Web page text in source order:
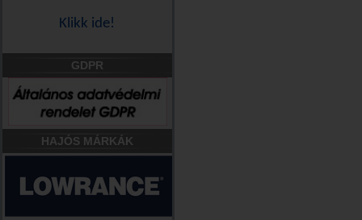
Klikk ide!
GDPR
HAJÓS MÁRKÁK